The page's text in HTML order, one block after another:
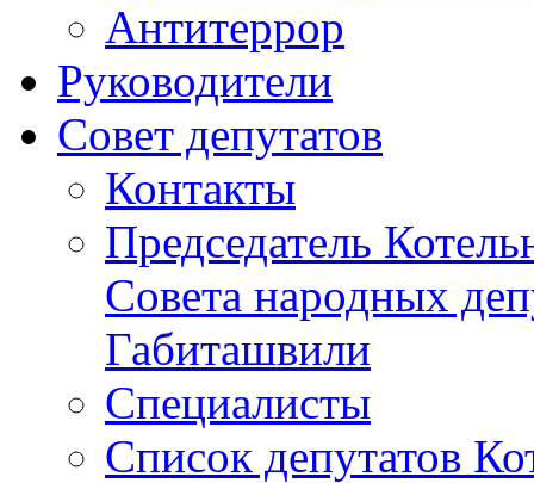
Антитеррор
Руководители
Совет депутатов
Контакты
Председатель
Совета народных
Габиташвили
Специалисты
Список депутатов